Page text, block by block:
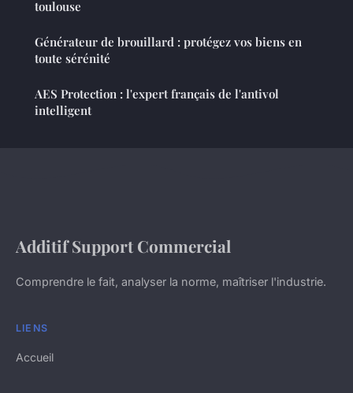
toulouse
Générateur de brouillard : protégez vos biens en
toute sérénité
AES Protection : l'expert français de l'antivol
intelligent
Additif Support Commercial
Comprendre le fait, analyser la norme, maîtriser l'industrie.
LIENS
Accueil